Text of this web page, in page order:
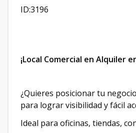
ID:3196
¡Local Comercial en Alquiler
¿Quieres posicionar tu
para lograr visibilidad y fácil
Ideal para oficinas, tiendas,